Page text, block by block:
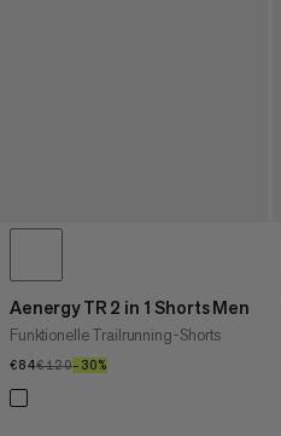
Aenergy TR 2 in 1 Shorts Men
Funktionelle Trailrunning-Shorts
€84€84
€120€120
–30%